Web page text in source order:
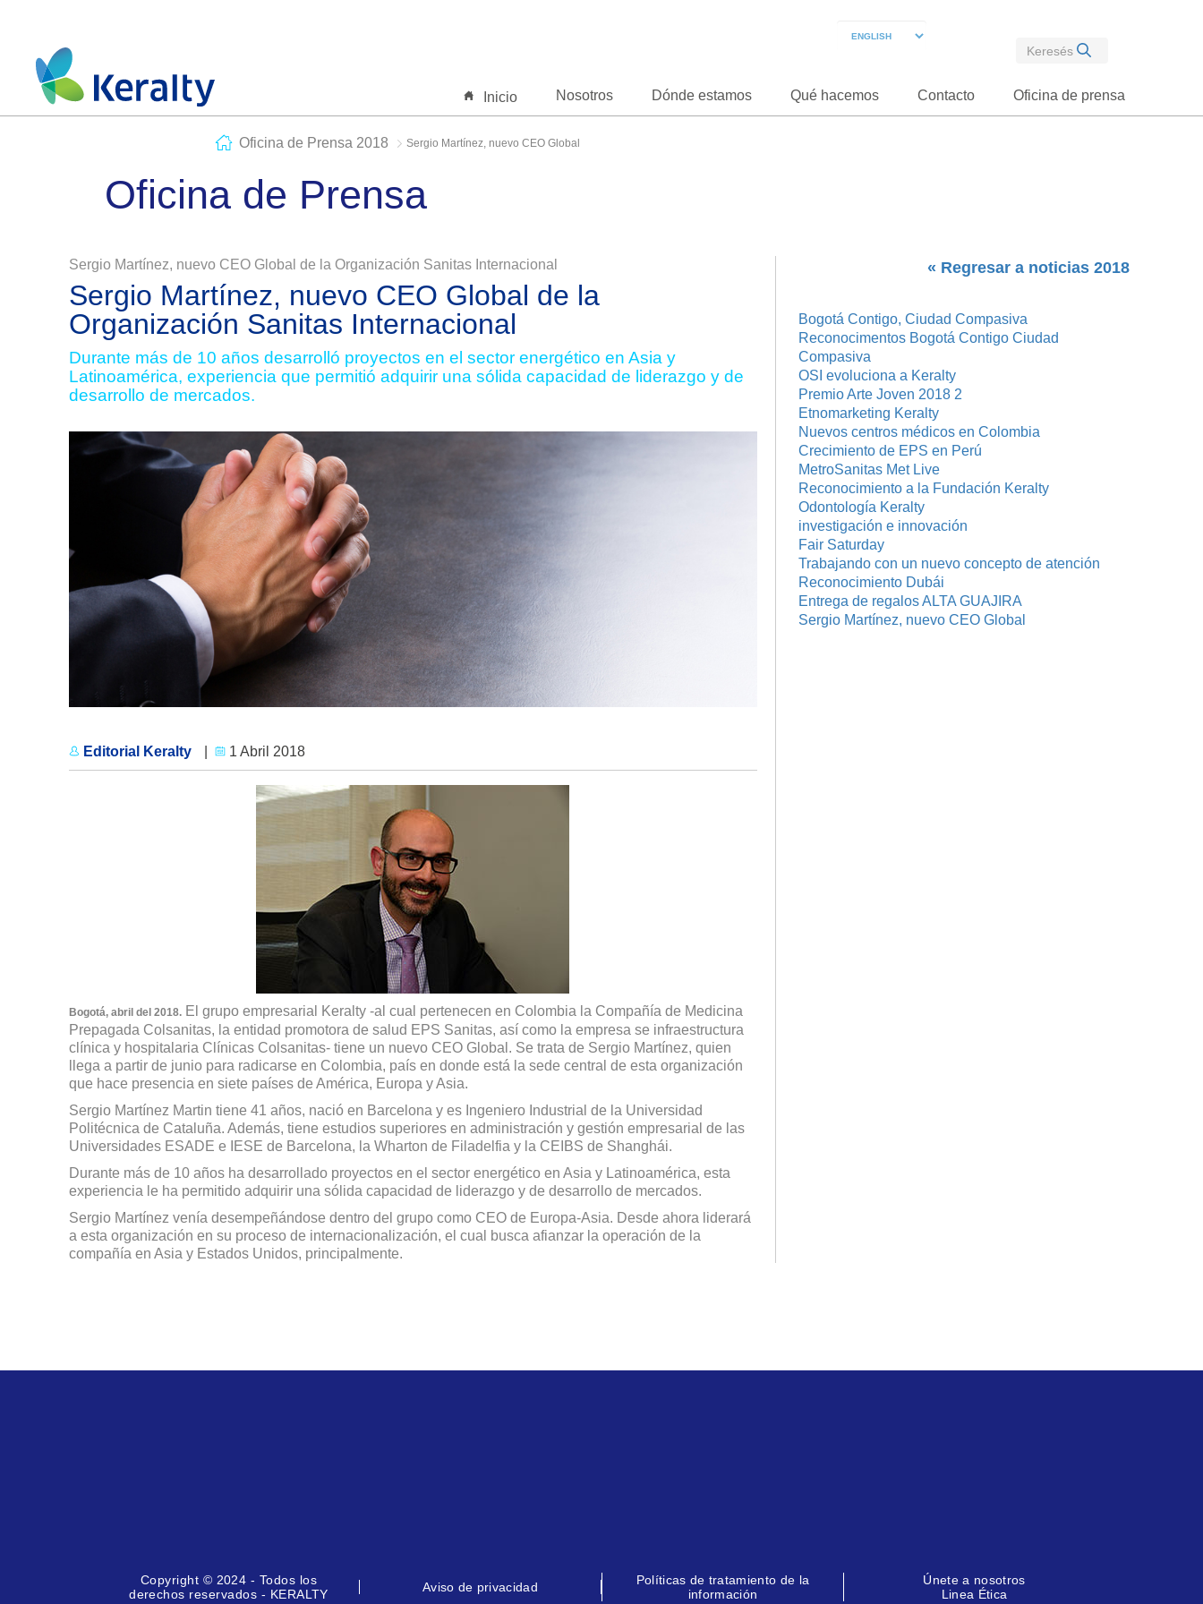
Inicio Nosotros Dónde estamos Qué hacemos Contacto Oficina de prensa
Oficina de Prensa 2018 Sergio Martínez, nuevo CEO Global
Oficina de Prensa
Sergio Martínez, nuevo CEO Global de la Organización Sanitas Internacional
Sergio Martínez, nuevo CEO Global de la
Organización Sanitas Internacional
Durante más de 10 años desarrolló proyectos en el sector energético en Asia y
Latinoamérica, experiencia que permitió adquirir una sólida capacidad de liderazgo y de
desarrollo de mercados.
Editorial Keralty 1 Abril 2018
Bogotá, abril del 2018.El grupo empresarial Keralty -al cual pertenecen en Colombia la Compañía de Medicina
Prepagada Colsanitas, la entidad promotora de salud EPS Sanitas, así como la empresa se infraestructura
clínica y hospitalaria Clínicas Colsanitas- tiene un nuevo CEO Global. Se trata de Sergio Martínez, quien
llega a partir de junio para radicarse en Colombia, país en donde está la sede central de esta organización
que hace presencia en siete países de América, Europa y Asia.
Sergio Martínez Martin tiene 41 años, nació en Barcelona y es Ingeniero Industrial de la Universidad
Politécnica de Cataluña. Además, tiene estudios superiores en administración y gestión empresarial de las
Universidades ESADE e IESE de Barcelona, la Wharton de Filadelfia y la CEIBS de Shanghái.
Durante más de 10 años ha desarrollado proyectos en el sector energético en Asia y Latinoamérica, esta
experiencia le ha permitido adquirir una sólida capacidad de liderazgo y de desarrollo de mercados.
Sergio Martínez venía desempeñándose dentro del grupo como CEO de Europa-Asia. Desde ahora liderará
a esta organización en su proceso de internacionalización, el cual busca afianzar la operación de la
compañía en Asia y Estados Unidos, principalmente.
« Regresar a noticias 2018
Bogotá Contigo, Ciudad Compasiva
Reconocimentos Bogotá Contigo Ciudad
Compasiva
OSI evoluciona a Keralty
Premio Arte Joven 2018 2
Etnomarketing Keralty
Nuevos centros médicos en Colombia
Crecimiento de EPS en Perú
MetroSanitas Met Live
Reconocimiento a la Fundación Keralty
Odontología Keralty
investigación e innovación
Fair Saturday
Trabajando con un nuevo concepto de atención
Reconocimiento Dubái
Entrega de regalos ALTA GUAJIRA
Sergio Martínez, nuevo CEO Global
Copyright © 2024 - Todos los
derechos reservados - KERALTY
Aviso de privacidad
Políticas de tratamiento de la
información
Únete a nosotros
Linea Ética